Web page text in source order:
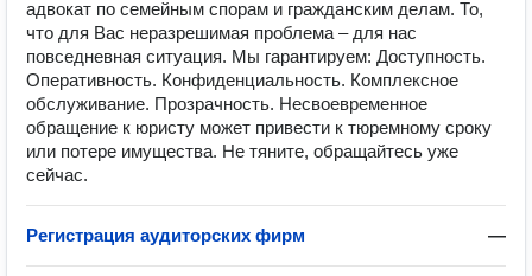
адвокат по семейным спорам и гражданским делам. То,
что для Вас неразрешимая проблема – для нас
повседневная ситуация. Мы гарантируем: Доступность.
Оперативность. Конфиденциальность. Комплексное
обслуживание. Прозрачность. Несвоевременное
обращение к юристу может привести к тюремному сроку
или потере имущества. Не тяните, обращайтесь уже
сейчас.
Регистрация аудиторских фирм —